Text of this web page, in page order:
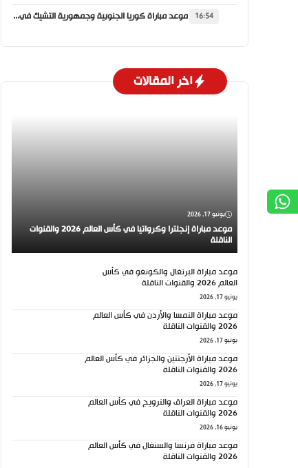
16:54 موعد مباراة كوريا الجنوبية وجمهورية التشيك في كأس العالم 2026 والقنوات الناقلة
اخر المقالات
يونيو 17, 2026
موعد مباراة إنجلترا وكرواتيا في كأس العالم 2026 والقنوات
الناقلة
موعد مباراة البرتغال والكونغو في كأس
العالم 2026 والقنوات الناقلة
يونيو 17, 2026
موعد مباراة النمسا والأردن في كأس العالم
2026 والقنوات الناقلة
يونيو 17, 2026
موعد مباراة الأرجنتين والجزائر في كأس العالم
2026 والقنوات الناقلة
يونيو 17, 2026
موعد مباراة العراق والنرويج في كأس العالم
2026 والقنوات الناقلة
يونيو 16, 2026
موعد مباراة فرنسا والسنغال في كأس العالم
2026 والقنوات الناقلة